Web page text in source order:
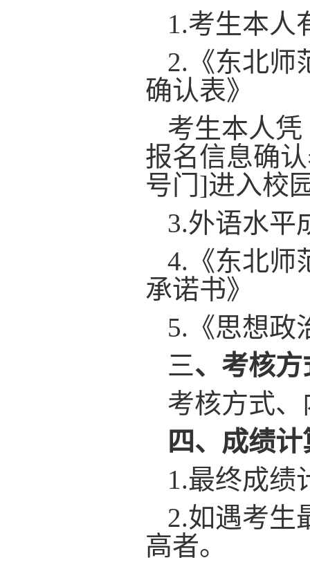
1.考生本人
2. 《东北师
确认表》
考生本人凭
报名信息确
号门]进入校
3.外语水平
4. 《东北师
承诺书》
5. 《思想政
三、考核方
考核方式
四、 成绩
1.最终成绩
2.如遇考生
高者。